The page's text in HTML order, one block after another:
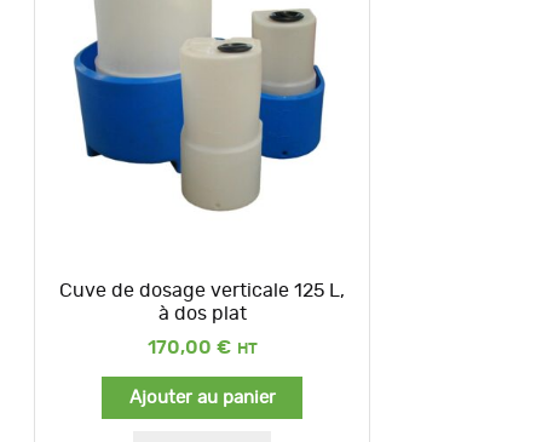
Cuve de dosage verticale 125 L,
à dos plat
170,00 €
Ajouter au panier